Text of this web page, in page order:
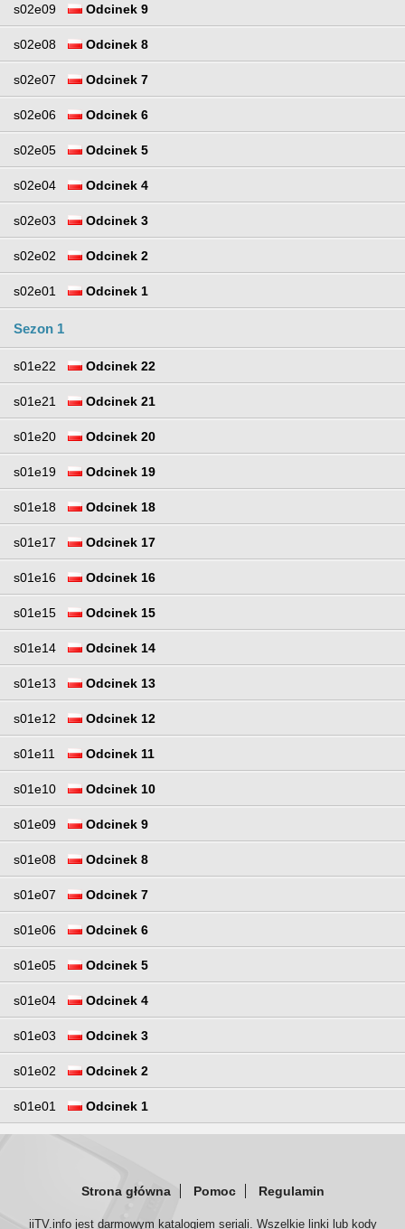
s02e09 Odcinek 9
s02e08 Odcinek 8
s02e07 Odcinek 7
s02e06 Odcinek 6
s02e05 Odcinek 5
s02e04 Odcinek 4
s02e03 Odcinek 3
s02e02 Odcinek 2
s02e01 Odcinek 1
Sezon 1
s01e22 Odcinek 22
s01e21 Odcinek 21
s01e20 Odcinek 20
s01e19 Odcinek 19
s01e18 Odcinek 18
s01e17 Odcinek 17
s01e16 Odcinek 16
s01e15 Odcinek 15
s01e14 Odcinek 14
s01e13 Odcinek 13
s01e12 Odcinek 12
s01e11 Odcinek 11
s01e10 Odcinek 10
s01e09 Odcinek 9
s01e08 Odcinek 8
s01e07 Odcinek 7
s01e06 Odcinek 6
s01e05 Odcinek 5
s01e04 Odcinek 4
s01e03 Odcinek 3
s01e02 Odcinek 2
s01e01 Odcinek 1
Strona główna Pomoc Regulamin
iiTV.info jest darmowym katalogiem seriali. Wszelkie linki lub kody